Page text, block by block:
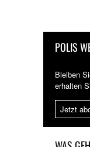
POLIS
Bleiben
erhalten
Jetzt